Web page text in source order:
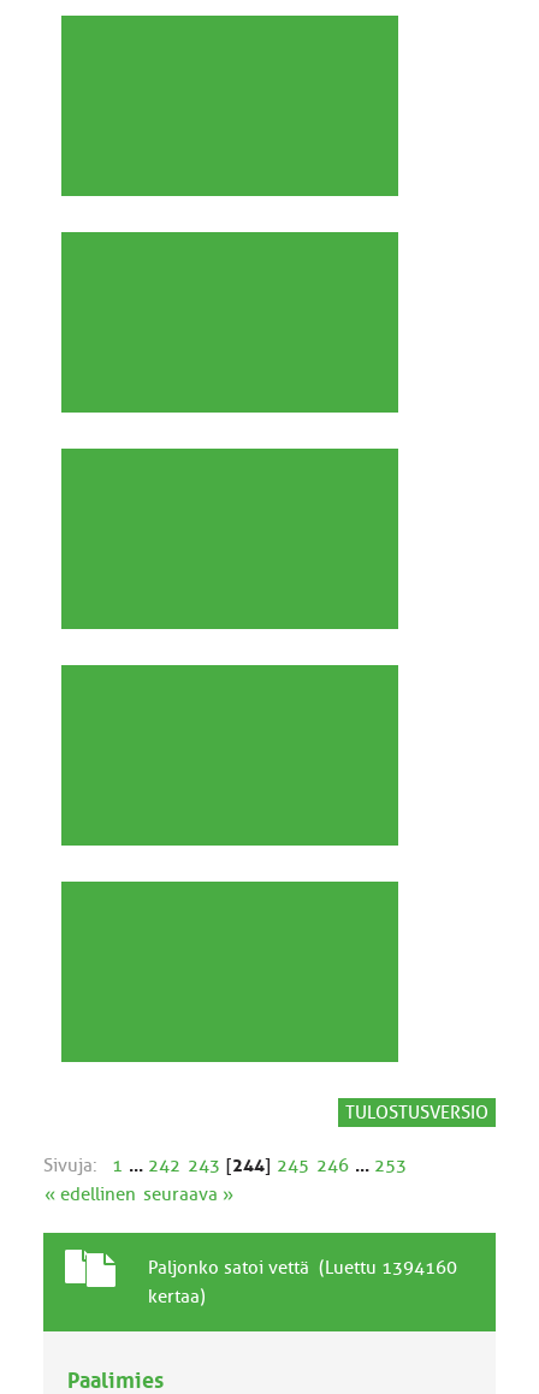
TULOSTUSVERSIO
Sivuja: 1 ... 242 243 [244] 245 246 ... 253
« edellinen seuraava »
a
a
A
i
Paljonko satoi vettä (Luettu 1394160
kertaa)
Paalimies